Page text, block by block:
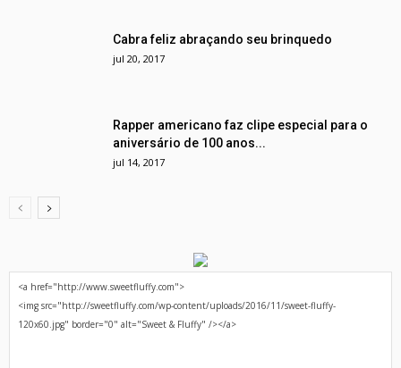
Cabra feliz abraçando seu brinquedo
jul 20, 2017
Rapper americano faz clipe especial para o
aniversário de 100 anos...
jul 14, 2017